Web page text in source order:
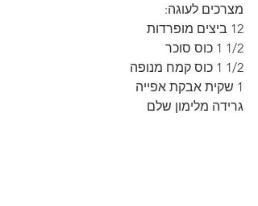
מצרכים לעוגה:
12 ביצים מופרדות
1/2 1 כוס סוכר
1/2 1 כוס קמח מנופה
1 שקית אבקת אפייה
גרידה מלימון שלם